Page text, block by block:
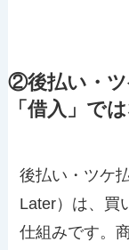
②後払い・ツ
「借入」で
後払い・ツケ
Later）は、買
仕組みです。